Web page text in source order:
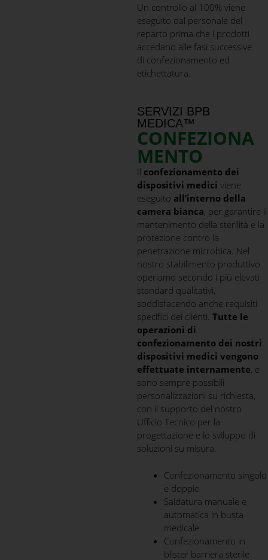
Un controllo al 100% viene
eseguito dal personale del
reparto prima che i prodotti
accedano alle fasi successive
di confezionamento ed
etichettatura.
SERVIZI BPB
MEDICA™
CONFEZIONA
MENTO
Il confezionamento dei
dispositivi medici viene
eseguito all’interno della
camera bianca, per garantire il
mantenimento della sterilità e la
protezione contro la
penetrazione microbica. Nel
nostro stabilimento produttivo
operiamo secondo i più elevati
standard qualitativi,
soddisfacendo anche requisiti
specifici dei clienti. Tutte le
operazioni di
confezionamento dei nostri
dispositivi medici vengono
effettuate internamente, e
sono sempre possibili
personalizzazioni su richiesta,
con il supporto del nostro
Ufficio Tecnico per la
progettazione e lo sviluppo di
soluzioni su misura.
Confezionamento singolo
e doppio
Saldatura manuale e
automatica in busta
medicale
Confezionamento in
blister barriera sterile